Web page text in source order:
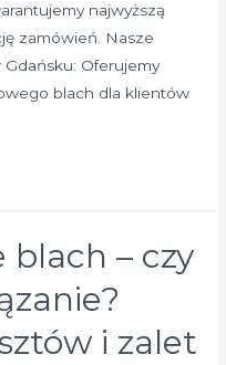
najwyższą
zamówień. Nasze
Gdańsku: Oferujemy
blach dla klientów
blach – czy
i zalet